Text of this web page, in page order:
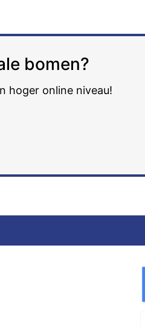
bomen?
hoger online niveau!